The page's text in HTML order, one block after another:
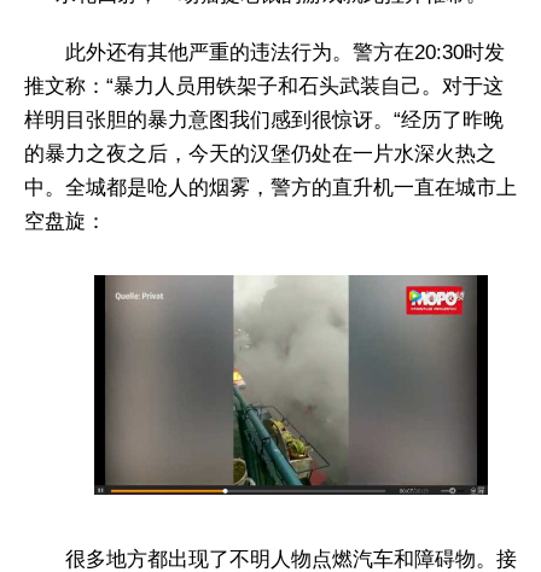
此外还有其他严重的违法行为。警方在20:30时发
推文称：“暴力人员用铁架子和石头武装自己。对于这
样明目张胆的暴力意图我们感到很惊讶。“经历了昨晚
的暴力之夜之后，今天的汉堡仍处在一片水深火热之
中。全城都是呛人的烟雾，警方的直升机一直在城市上
空盘旋：
很多地方都出现了不明人物点燃汽车和障碍物。接